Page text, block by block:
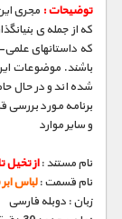
توضیحات : مجری­
که از جمله­ ی
که داستانهای
باشند. موضوعات
شده­ اند و در حال
برنامه مورد بررسی
و سایر موارد
نام مستند :از تخیل
نام قسمت :لباس
زبان : دوبله فارسی